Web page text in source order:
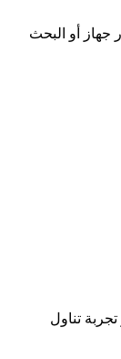
جهاز أو البحث
تناول